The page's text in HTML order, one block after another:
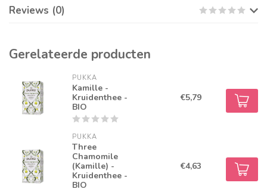
Reviews (0)
Gerelateerde producten
PUKKA
Kamille -
Kruidenthee -
BIO
€5,79
PUKKA
Three
Chamomile
(Kamille) -
Kruidenthee -
BIO
€4,63